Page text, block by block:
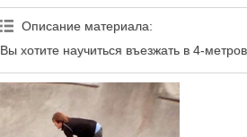
Описание материала:
Вы хотите научиться въезжать в 4-